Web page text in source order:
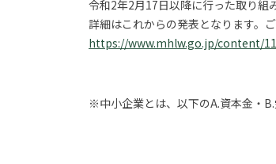
令和2年2月17日以降に行った取り組
詳細はこれからの発表となります。
https://www.mhlw.go.jp/content/
※中小企業とは、以下のA.資本金・